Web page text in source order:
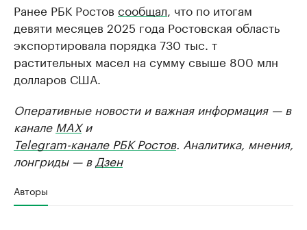
Ранее РБК Ростов сообщал , что по итогам
девяти месяцев 2025 года Ростовская область
экспортировала порядка 730 тыс. т
растительных масел на сумму свыше 800 млн
долларов США.
Оперативные новости и важная информация — в
канале MAXи
Telegram-канале РБК Ростов. Аналитика, мнения,
лонгриды — в Дзен
Авторы